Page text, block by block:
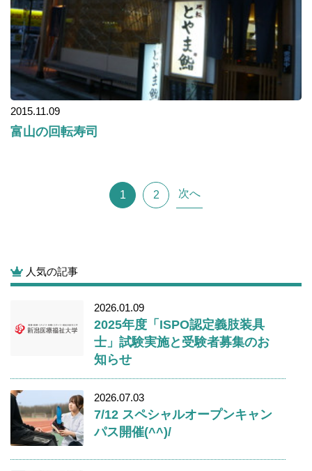
2015.11.09
富山の回転寿司
1 2 次へ
人気の記事
2026.01.09
2025年度「ISPO認定義肢装具
士」試験実施と受験者募集のお
知らせ
2026.07.03
7/12 スペシャルオープンキャン
パス開催(^^)/